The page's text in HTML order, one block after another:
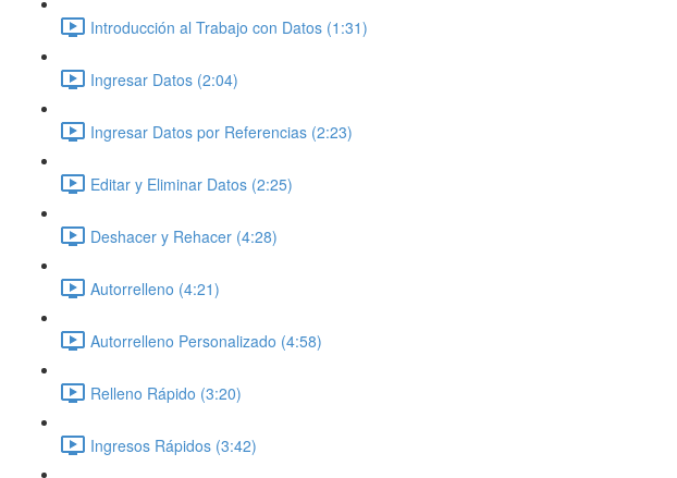
Introducción al Trabajo con Datos (1:31)
Ingresar Datos (2:04)
Ingresar Datos por Referencias (2:23)
Editar y Eliminar Datos (2:25)
Deshacer y Rehacer (4:28)
Autorrelleno (4:21)
Autorrelleno Personalizado (4:58)
Relleno Rápido (3:20)
Ingresos Rápidos (3:42)